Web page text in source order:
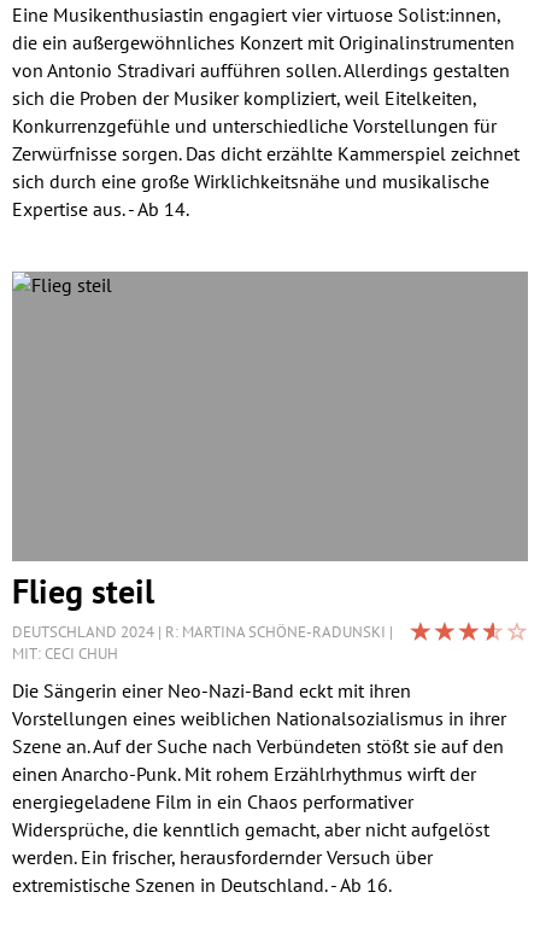
Eine Musikenthusiastin engagiert vier virtuose Solist:innen,
die ein außergewöhnliches Konzert mit Originalinstrumenten
von Antonio Stradivari aufführen sollen. Allerdings gestalten
sich die Proben der Musiker kompliziert, weil Eitelkeiten,
Konkurrenzgefühle und unterschiedliche Vorstellungen für
Zerwürfnisse sorgen. Das dicht erzählte Kammerspiel zeichnet
sich durch eine große Wirklichkeitsnähe und musikalische
Expertise aus. - Ab 14.
Flieg steil
DEUTSCHLAND 2024 R: MARTINA SCHÖNE-RADUNSKI
MIT: CECI CHUH
Die Sängerin einer Neo-Nazi-Band eckt mit ihren
Vorstellungen eines weiblichen Nationalsozialismus in ihrer
Szene an. Auf der Suche nach Verbündeten stößt sie auf den
einen Anarcho-Punk. Mit rohem Erzählrhythmus wirft der
energiegeladene Film in ein Chaos performativer
Widersprüche, die kenntlich gemacht, aber nicht aufgelöst
werden. Ein frischer, herausfordernder Versuch über
extremistische Szenen in Deutschland. - Ab 16.